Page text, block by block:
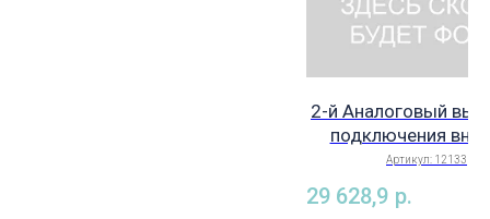
2-й Аналоговый
подключения
исполнительных
Descon
12133
Артикул: 12133
29 628,9 р.